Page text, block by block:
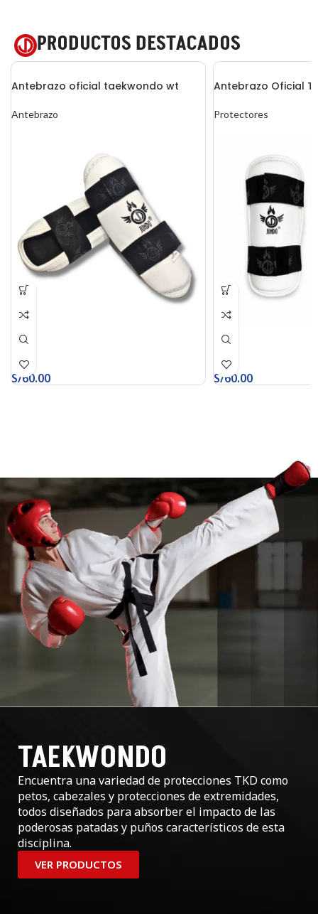
PRODUCTOS DESTACADOS
Antebrazo oficial taekwondo wt
Antebrazo
S/60.00
Antebrazo Oficial
Protectores
S/60.00
TAEKWONDO
Encuentra una variedad de protecciones TKD como
petos, cabezales y protecciones de extremidades,
todos diseñados para absorber el impacto de las
poderosas patadas y puños característicos de esta
disciplina.
VER PRODUCTOS